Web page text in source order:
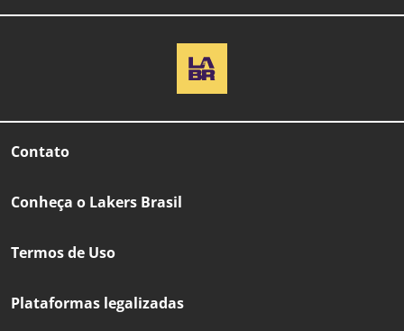
Contato
Conheça o Lakers Brasil
Termos de Uso
Plataformas legalizadas